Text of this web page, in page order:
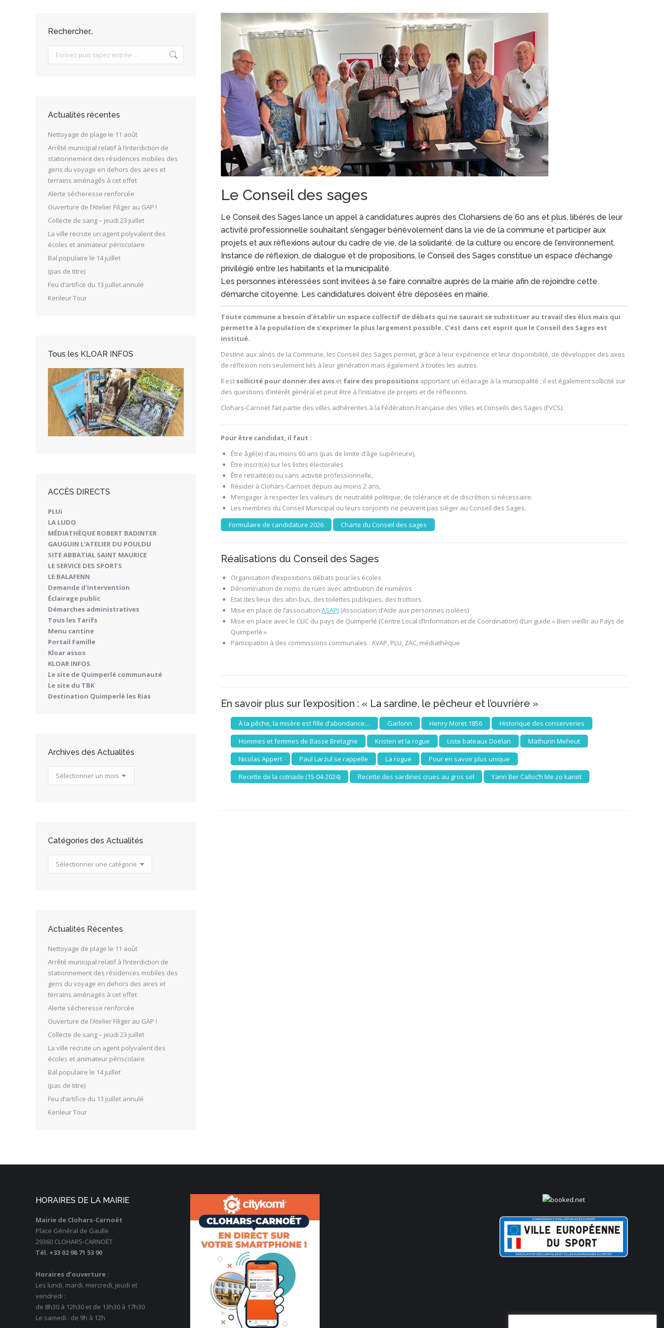
Le Conseil des sages
Le Conseil des Sages lance un appel à candidatures auprès des Cloharsiens de 60 ans et plus, libérés de leur
activité professionnelle souhaitant s’engager bénévolement dans la vie de la commune et participer aux
projets et aux réflexions autour du cadre de vie, de la solidarité, de la culture ou encore de l’environnement.
Instance de réflexion, de dialogue et de propositions, le Conseil des Sages constitue un espace d’échange
privilégié entre les habitants et la municipalité.
Les personnes intéressées sont invitées à se faire connaître auprès de la mairie afin de rejoindre cette
démarche citoyenne. Les candidatures doivent être déposées en mairie.
Toute commune a besoin d’établir un espace collectif de débats qui ne saurait se substituer au travail des élus mais qui
permette à la population de s’exprimer le plus largement possible. C’est dans cet esprit que le Conseil des Sages est
institué.
Destiné aux aînés de la Commune, les Conseil des Sages permet, grâce à leur expérience et leur disponibilité, de développer des axes
de réflexion non seulement liés à leur génération mais également à toutes les autres.
Il est sollicité pour donner des avis et faire des propositions apportant un éclairage à la municipalité ; il est également sollicité sur
des questions d’intérêt général et peut être à l’initiative de projets et de réflexions.
Clohars-Carnoët fait partie des villes adhérentes à la Fédération Française des Villes et Conseils des Sages (FVCS).
Pour être candidat, il faut :
Être âgé(e) d’au moins 60 ans (pas de limite d’âge supérieure),
Être inscrit(e) sur les listes électorales
Être retraité(e) ou sans activité professionnelle,
Résider à Clohars-Carnoët depuis au moins 2 ans,
M’engager à respecter les valeurs de neutralité politique, de tolérance et de discrétion si nécessaire.
Les membres du Conseil Municipal ou leurs conjoints ne peuvent pas siéger au Conseil des Sages.
Formulaire de candidature 2026
Charte du Conseil des sages
Réalisations du Conseil des Sages
Organisation d’expositions débats pour les écoles
Dénomination de noms de rues avec attribution de numéros
Etat des lieux des abri-bus, des toilettes publiques, des trottoirs
Mise en place de l’association ASAPI (Association d’Aide aux personnes isolées)
Mise en place avec le CLIC du pays de Quimperlé (Centre Local d’Information et de Coordination) d’un guide « Bien vieillir au Pays de
Quimperlé »
Participation à des commissions communales : AVAP, PLU, ZAC, médiathèque
En savoir plus sur l’exposition : « La sardine, le pêcheur et l’ouvrière »
À la pêche, la misère est fille d’abondance… Garlonn Henry Moret 1856
Historique des conserveries
Hommes et femmes de Basse Bretagne
Kristen et la rogue Liste bateaux Doëlan
Mathurin Meheut
Nicolas Appert
Paul Larzul se rappelle La rogue
Pour en savoir plus unique
Recette de la cotriade (15-04-2024)
Recette des sardines crues au gros sel Yann Ber Calloc’h Me zo kanet
Rechercher…
Search:
Actualités récentes
Nettoyage de plage le 11 août
Arrêté municipal relatif à l’interdiction de
stationnement des résidences mobiles des
gens du voyage en dehors des aires et
terrains aménagés à cet effet
Alerte sécheresse renforcée
Ouverture de l’Atelier Filiger au GAP !
Collecte de sang – jeudi 23 juillet
La ville recrute un agent polyvalent des
écoles et animateur périscolaire
Bal populaire le 14 juillet
(pas de titre)
Feu d’artifice du 13 juillet annulé
Kenleur Tour
Tous les KLOAR INFOS
ACCÈS DIRECTS
PLUi
LA LUDO
MÉDIATHÈQUE ROBERT BADINTER
GAUGUIN L'ATELIER DU POULDU
SITE ABBATIAL SAINT MAURICE
LE SERVICE DES SPORTS
LE BALAFENN
Demande d'intervention
Éclairage public
Démarches administratives
Tous les Tarifs
Menu cantine
Portail Famille
Kloar assos
KLOAR INFOS
Le site de Quimperlé communauté
Le site du TBK
Destination Quimperlé les Rias
Archives des Actualités
Archives
des
Catégories des Actualités
Catégories
des
Actualités Récentes
Nettoyage de plage le 11 août
Arrêté municipal relatif à l’interdiction de
stationnement des résidences mobiles des
gens du voyage en dehors des aires et
terrains aménagés à cet effet
Alerte sécheresse renforcée
Ouverture de l’Atelier Filiger au GAP !
Collecte de sang – jeudi 23 juillet
La ville recrute un agent polyvalent des
écoles et animateur périscolaire
Bal populaire le 14 juillet
(pas de titre)
Feu d’artifice du 13 juillet annulé
Kenleur Tour
HORAIRES DE LA MAIRIE
Mairie de Clohars-Carnoët
Place Général de Gaulle
29360 CLOHARS-CARNOËT
Tél. +33 02 98 71 53 90
Horaires d’ouverture :
Les lundi, mardi, mercredi, jeudi et
vendredi :
de 8h30 à 12h30 et de 13h30 à 17h30
Le samedi : de 9h à 12h